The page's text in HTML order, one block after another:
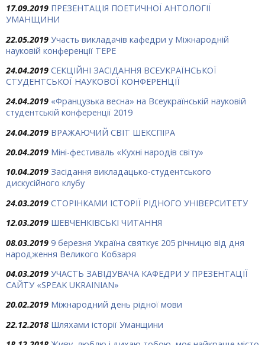
17.09.2019 ПРЕЗЕНТАЦІЯ ПОЕТИЧНОЇ АНТОЛОГІЇ
УМАНЩИНИ
22.05.2019 Участь викладачів кафедри у Міжнародній
науковій конференції ТЕРЕ
24.04.2019 СЕКЦІЙНІ ЗАСІДАННЯ ВСЕУКРАЇНСЬКОЇ
СТУДЕНТСЬКОЇ НАУКОВОЇ КОНФЕРЕНЦІЇ
24.04.2019 «Французька весна» на Всеукраїнській науковій
студентській конференції 2019
24.04.2019 ВРАЖАЮЧИЙ СВІТ ШЕКСПІРА
20.04.2019 Міні-фестиваль «Кухні народів світу»
10.04.2019 Засідання викладацько-студентського
дискусійного клубу
24.03.2019 СТОРІНКАМИ ІСТОРІЇ РІДНОГО УНІВЕРСИТЕТУ
12.03.2019 ШЕВЧЕНКІВСЬКІ ЧИТАННЯ
08.03.2019 9 березня Україна святкує 205 річницю від дня
народження Великого Кобзаря
04.03.2019 УЧАСТЬ ЗАВІДУВАЧА КАФЕДРИ У ПРЕЗЕНТАЦІЇ
САЙТУ «SPEAK UKRAINIAN»
20.02.2019 Міжнародний день рідної мови
22.12.2018 Шляхами історії Уманщини